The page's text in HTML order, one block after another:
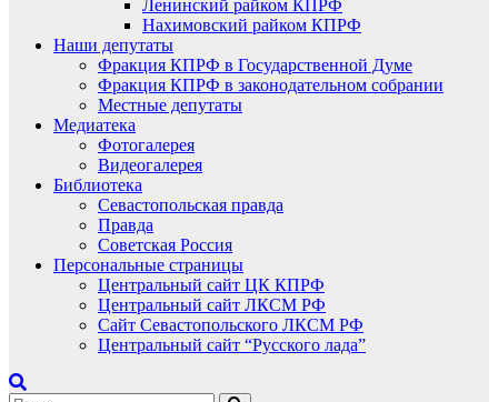
Ленинский райком КПРФ
Нахимовский райком КПРФ
Наши депутаты
Фракция КПРФ в Государственной Думе
Фракция КПРФ в законодательном собрании
Местные депутаты
Медиатека
Фотогалерея
Видеогалерея
Библиотека
Севастопольская правда
Правда
Советская Россия
Персональные страницы
Центральный сайт ЦК КПРФ
Центральный сайт ЛКСМ РФ
Сайт Севастопольского ЛКСМ РФ
Центральный сайт “Русского лада”